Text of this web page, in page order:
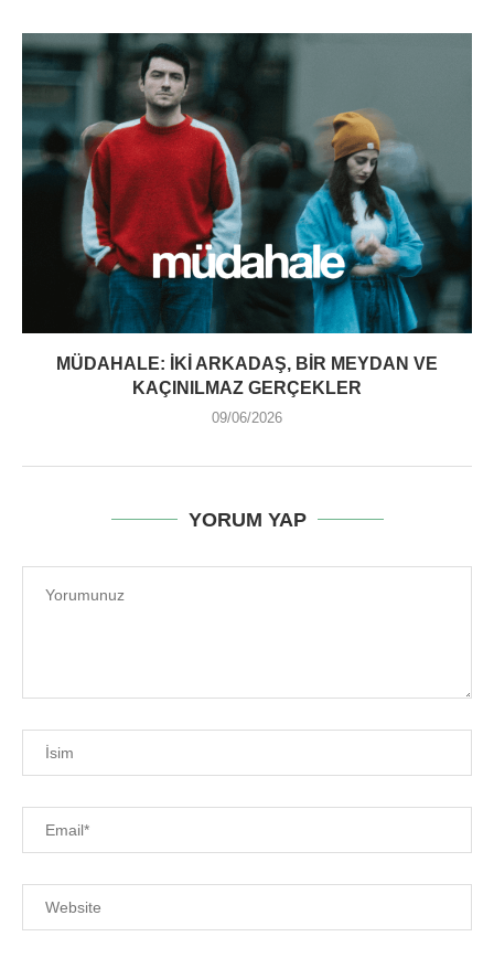
MÜDAHALE: İKI ARKADAŞ, BIR MEYDAN VE
KAÇINILMAZ GERÇEKLER
09/06/2026
YORUM YAP